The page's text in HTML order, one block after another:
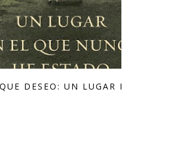
DESEO: UN LUGAR EN EL